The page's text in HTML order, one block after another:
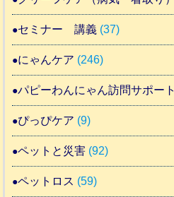
セミナー 講義 (37)
にゃんケア (246)
パピーわんにゃん訪問サポート
ぴっぴケア (9)
ペットと災害 (92)
ペットロス (59)